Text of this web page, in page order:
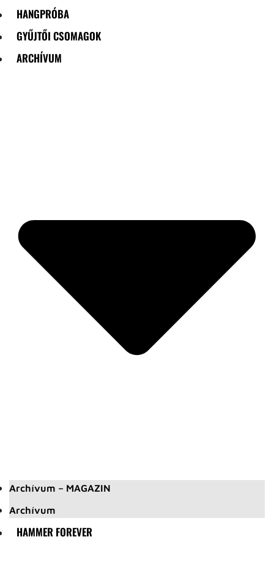
HANGPRÓBA
GYŰJTŐI CSOMAGOK
ARCHÍVUM
Archívum – MAGAZIN
Archívum
HAMMER FOREVER